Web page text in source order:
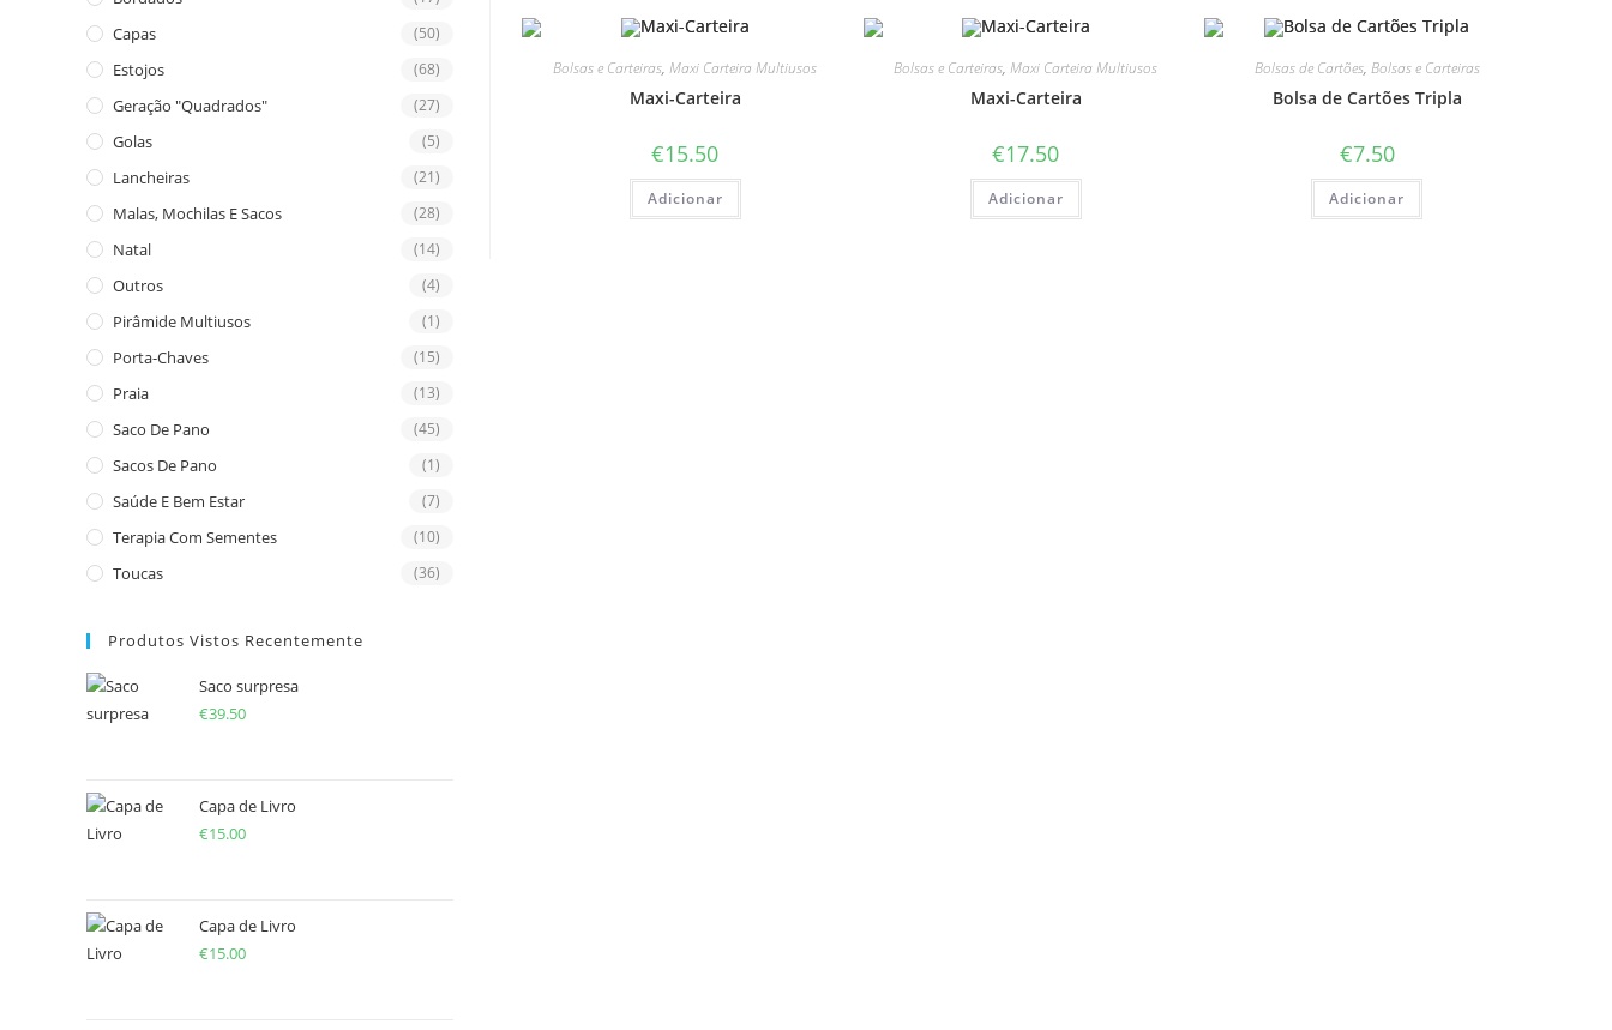
Capas (50)
Estojos (68)
Geração "Quadrados" (27)
Golas (5)
Lancheiras (21)
Malas, Mochilas E Sacos (28)
Natal (14)
Outros (4)
Pirâmide Multiusos (1)
Porta-Chaves (15)
Praia (13)
Saco De Pano (45)
Sacos De Pano (1)
Saúde E Bem Estar (7)
Terapia Com Sementes (10)
Toucas (36)
Produtos Vistos Recentemente
Saco surpresa
€39.50
Capa de Livro
€15.00
Capa de Livro
€15.00
Bolsas e Carteiras,Maxi Carteira Multiusos
Maxi-Carteira
€15.50
Adicionar
Bolsas e Carteiras,Maxi Carteira Multiusos
Maxi-Carteira
€17.50
Adicionar
Bolsas de Cartões, Bolsas e Carteiras
Bolsa de Cartões Tripla
€7.50
Adicionar